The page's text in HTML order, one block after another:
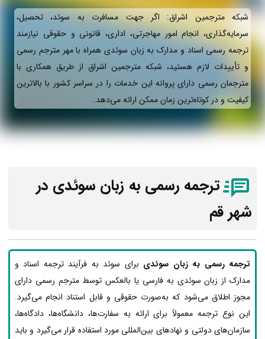
شبکه مترجمین اشراق: اگر جهت مسافرت به سوئد، تحصیل،
سرمایه‌گذاری، انجام امور مهاجرتی، اداری، قانونی و حقوقی نیازمند
ترجمه رسمی اسناد و مدارک به زبان سوئدی همراه با مهر مترجم رسمی
و تأییدات لازم هستید، شبکه مترجمین اشراق از طریق همکاری با
مترجمان رسمی دارای پروانه این خدمات را در سراسر کشور با بالاترین
کیفیت و در کوتاه‌ترین زمان ممکن ارائه می‌دهد.
ترجمه رسمی به زبان سوئدی در
شهر قم
ترجمه رسمی به زبان سوئدی برای سوئد به فرآیند ترجمه اسناد و
مدارک از زبان سوئدی به فارسی یا بالعکس توسط مترجم رسمی دارای
مجوز اطلاق می‌شود که به‌صورت حقوقی و قابل استناد انجام می‌گیرد.
این نوع ترجمه معمولاً برای ارائه به سفارت‌ها، دانشگاه‌ها، دادگاه‌ها،
سازمان‌های دولتی و نهادهای بین‌المللی مورد استفاده قرار می‌گیرد و باید